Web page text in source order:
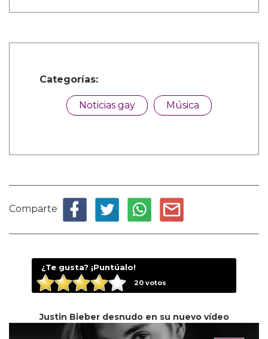
Categorías:
Noticias gay Música
Comparte
¿Te gusta? ¡Puntúalo!
20votos
Justin Bieber desnudo en su nuevo vídeo